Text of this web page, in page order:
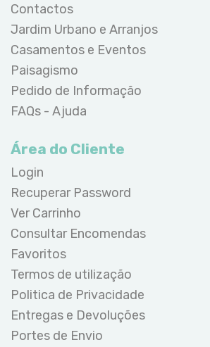
Contactos
Jardim Urbano e Arranjos
Casamentos e Eventos
Paisagismo
Pedido de Informação
FAQs - Ajuda
Área do Cliente
Login
Recuperar Password
Ver Carrinho
Consultar Encomendas
Favoritos
Termos de utilização
Politica de Privacidade
Entregas e Devoluções
Portes de Envio